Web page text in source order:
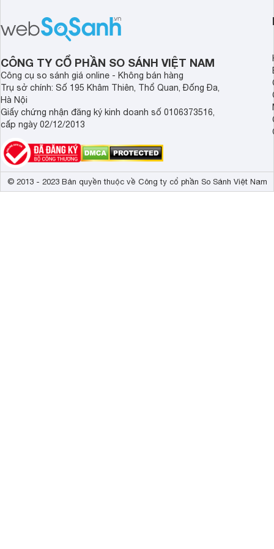
Tính năng khác
Loại Pin
Dung lượng
Kích thước 327.1 x 241
Trọng lượng 1.47 kg
CÔNG TY CỔ PHẦN SO SÁNH VIỆT NAM
Công cụ so sánh giá online - Không bán hàng
Trụ sở chính: Số 195 Khâm Thiên, Thổ Quan, Đống Đa,
Hà Nội
Giấy chứng nhận đăng ký kinh doanh số 0106373516,
cấp ngày 02/12/2013
© 2013 - 2023 Bản quyền thuộc về Công ty cổ phần So Sánh Việt Nam